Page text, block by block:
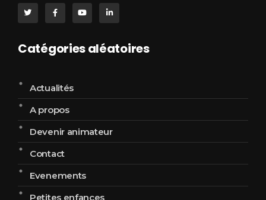
Catégories aléatoires
Actualités
A propos
Devenir animateur
Contact
Evenements
Petites enfances